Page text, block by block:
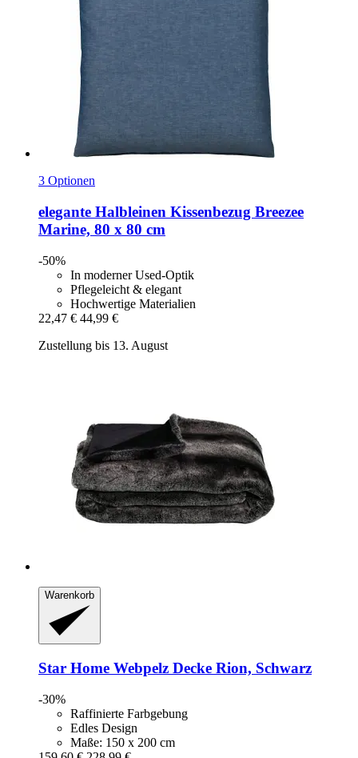
3 Optionen
elegante Halbleinen Kissenbezug Breezee
Marine, 80 x 80 cm
-50%
In moderner Used-Optik
Pflegeleicht & elegant
Hochwertige Materialien
22,47 € 44,99 €
Zustellung bis 13. August
Warenkorb
Star Home Webpelz Decke Rion, Schwarz
-30%
Raffinierte Farbgebung
Edles Design
Maße: 150 x 200 cm